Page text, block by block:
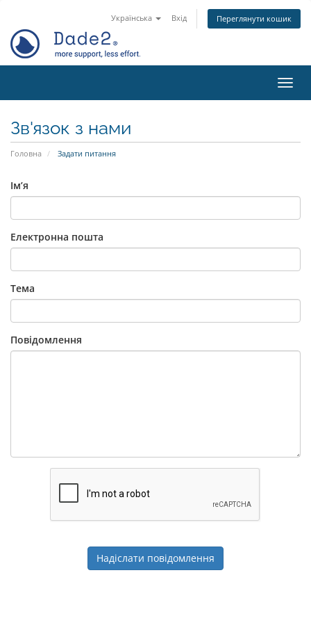
Українська Вхід Переглянути кошик
Зв'язок з нами
Головна Задати питання
Ім’я
Електронна пошта
Тема
Повідомлення
Надіслати повідомлення